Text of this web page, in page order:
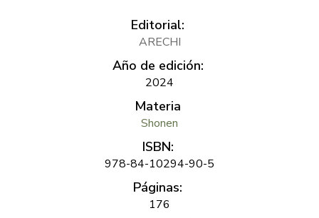
Editorial:
ARECHI
Año de edición:
2024
Materia
Shonen
ISBN:
978-84-10294-90-5
Páginas:
176